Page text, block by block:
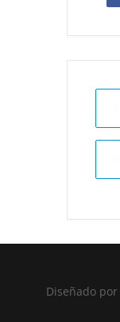
Diseñado por